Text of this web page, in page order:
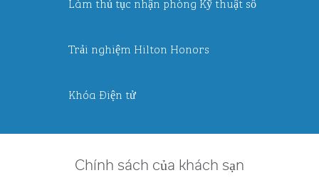
Trải nghiệm Hilton Honors
Khóa Điện tử
Chính sách của khách sạn